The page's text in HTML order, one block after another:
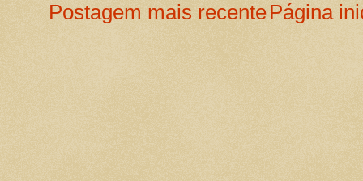
Postagem mais recentePágina